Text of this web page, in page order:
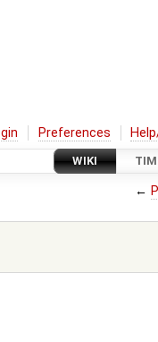
Preferences
WIKI
←